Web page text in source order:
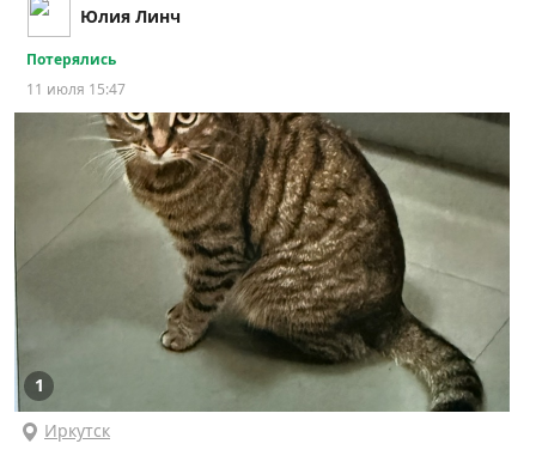
Юлия Линч
Потерялись
11 июля 15:47
1
Иркутск